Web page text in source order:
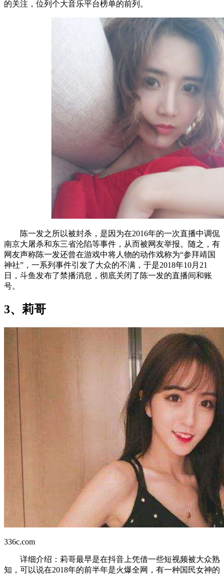
的关注，位列个大音乐平台榜单的前列。
陈一发之所以被封杀，是因为在2016年的一次直播中调侃
南京大屠杀和东三省沦陷等事件，从而被网友举报。随之，有
网友声称陈一发还曾在游戏中将人物的动作戏称为“参拜靖国
神社”，一系列事件引发了大众的不满，于是2018年10月21
日，斗鱼发布了禁播消息，彻底关闭了陈一发的直播间和账
号。
3、莉哥
336c.com
详细介绍：莉哥最早是在抖音上凭借一些短视频被大众熟
知，可以说在2018年的前半年是火爆全网，有一种国民女神的